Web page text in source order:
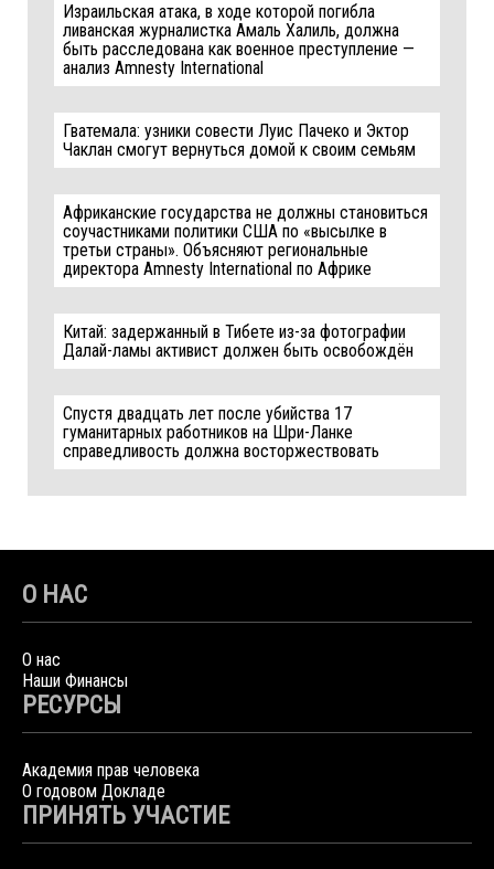
Израильская атака, в ходе которой погибла
ливанская журналистка Амаль Халиль, должна
быть расследована как военное преступление —
анализ Amnesty International
Гватемала: узники совести Луис Пачеко и Эктор
Чаклан смогут вернуться домой к своим семьям
Африканские государства не должны становиться
соучастниками политики США по «высылке в
третьи страны». Объясняют региональные
директора Amnesty International по Африке
Китай: задержанный в Тибете из-за фотографии
Далай-ламы активист должен быть освобождён
Спустя двадцать лет после убийства 17
гуманитарных работников на Шри-Ланке
справедливость должна восторжествовать
О НАС
О нас
Наши Финансы
РЕСУРСЫ
Академия прав человека
О годовом Докладе
ПРИНЯТЬ УЧАСТИЕ